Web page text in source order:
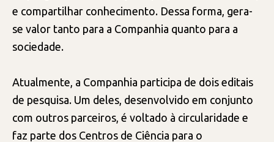
e compartilhar conhecimento. Dessa forma, gera-
se valor tanto para a Companhia quanto para a
sociedade.
Atualmente, a Companhia participa de dois editais
de pesquisa. Um deles, desenvolvido em conjunto
com outros parceiros, é voltado à circularidade e
faz parte dos Centros de Ciência para o